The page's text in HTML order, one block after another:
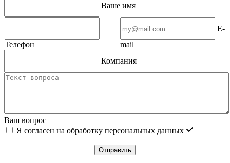
Ваше имя
Телефон
E-
mail
Компания
Ваш вопрос
Я согласен на обработку персональных данных
Отправить